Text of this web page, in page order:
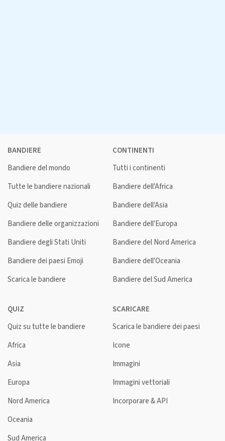
BANDIERE
Bandiere del mondo
Tutte le bandiere nazionali
Quiz delle bandiere
Bandiere delle organizzazioni
Bandiere degli Stati Uniti
Bandiere dei paesi Emoji
Scarica le bandiere
CONTINENTI
Tutti i continenti
Bandiere dell'Africa
Bandiere dell'Asia
Bandiere dell'Europa
Bandiere del Nord America
Bandiere dell'Oceania
Bandiere del Sud America
QUIZ
Quiz su tutte le bandiere
Africa
Asia
Europa
Nord America
Oceania
Sud America
SCARICARE
Scarica le bandiere dei paesi
Icone
Immagini
Immagini vettoriali
Incorporare & API